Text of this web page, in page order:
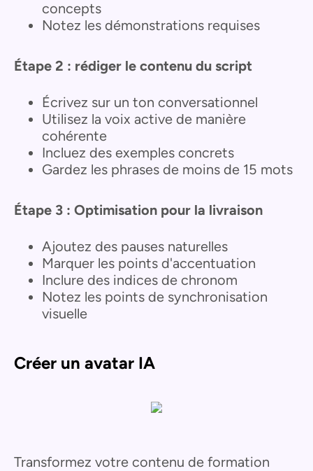
concepts
Notez les démonstrations requises
Étape 2 : rédiger le contenu du script
Écrivez sur un ton conversationnel
Utilisez la voix active de manière
cohérente
Incluez des exemples concrets
Gardez les phrases de moins de 15 mots
Étape 3 : Optimisation pour la livraison
Ajoutez des pauses naturelles
Marquer les points d'accentuation
Inclure des indices de chronom
Notez les points de synchronisation
visuelle
Créer un avatar IA
Transformez votre contenu de formation